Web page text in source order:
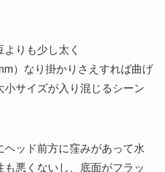
よりも少し太く
）なり掛かりさえすれば曲げ
小サイズが入り混じるシーン
ヘッド前方に窪みがあって水
も悪くないし、底面がフラッ